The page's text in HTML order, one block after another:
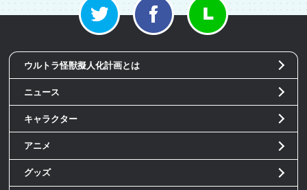
ウルトラ怪獣擬人化計画とは
ニュース
キャラクター
アニメ
グッズ